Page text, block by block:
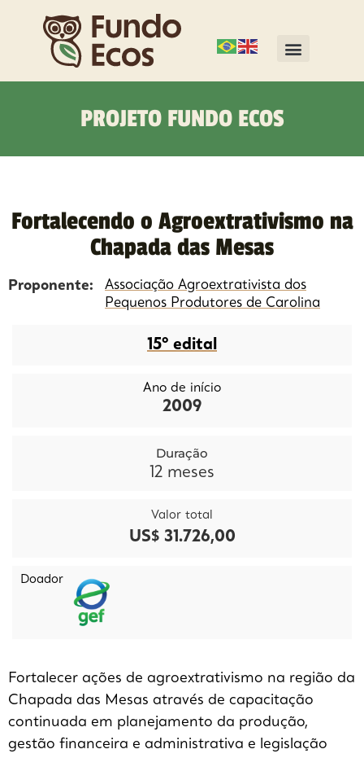
PROJETO FUNDO ECOS
Fortalecendo o Agroextrativismo na
Chapada das Mesas
Proponente: Associação Agroextrativista dos
Pequenos Produtores de Carolina
15º edital
Ano de início
2009
Duração
12 meses
Valor total
US$ 31.726,00
Doador
Fortalecer ações de agroextrativismo na região da
Chapada das Mesas através de capacitação
continuada em planejamento da produção,
gestão financeira e administrativa e legislação